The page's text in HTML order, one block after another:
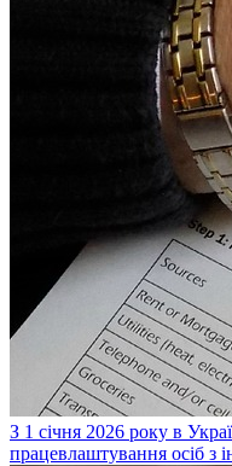
З 1 січня 2026 року в
працевлаштування осіб з